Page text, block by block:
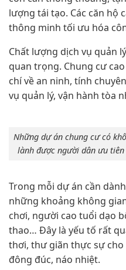
lượng tái tạo. Các căn hộ
thông minh tối ưu hóa
Chất lượng dịch vụ quản
quan trọng. Chung cư
chí về an ninh, tính
vụ quản lý, vận hành tòa
Những dự án chung cư có
lành được người dân ưu
Trong mỗi dự án cần
những khoảng không
chơi, người cao tuổi dạo
thao… Đây là yếu tố rất
thơi, thư giãn thực sự
đông đúc, náo nhiệt.